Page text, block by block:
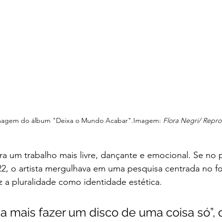
do álbum "Deixa o Mundo Acabar".Imagem: Flora Negri/
um trabalho mais livre, dançante e emocional. Se
o artista mergulhava em uma pesquisa centrada no
a pluralidade como identidade estética.
mais fazer um disco de uma coisa